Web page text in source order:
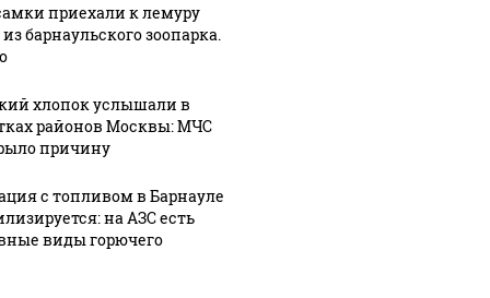
с 1945: чего
всем нам?
ажиотаж из-за этого
продукта: что купить?
приехали к лемуру
барнаульского зоопарка.
хлопок услышали в
районов Москвы: МЧС
причину
с топливом в Барнауле
на АЗС есть
виды горючего